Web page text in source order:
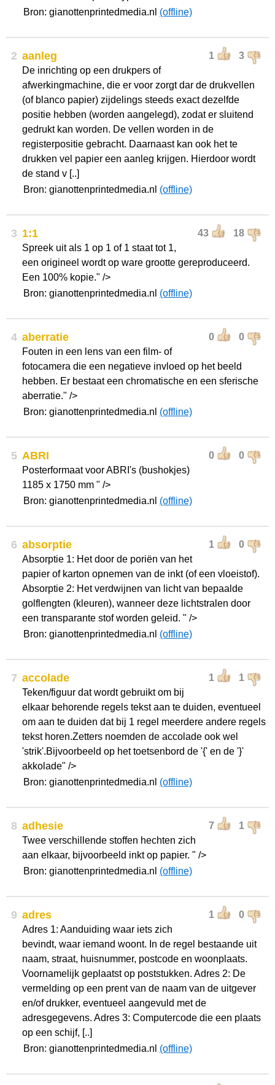
Bron: gianottenprintedmedia.nl (offline)
2 1 3
aanleg
De inrichting op een drukpers of
afwerkingmachine, die er voor zorgt dar de drukvellen
(of blanco papier) zijdelings steeds exact dezelfde
positie hebben (worden aangelegd), zodat er sluitend
gedrukt kan worden. De vellen worden in de
registerpositie gebracht. Daarnaast kan ook het te
drukken vel papier een aanleg krijgen. Hierdoor wordt
de stand v [..]
Bron: gianottenprintedmedia.nl (offline)
3 43 18
1:1
Spreek uit als 1 op 1 of 1 staat tot 1,
een origineel wordt op ware grootte gereproduceerd.
Een 100% kopie." />
Bron: gianottenprintedmedia.nl (offline)
4 0 0
aberratie
Fouten in een lens van een film- of
fotocamera die een negatieve invloed op het beeld
hebben. Er bestaat een chromatische en een sferische
aberratie." />
Bron: gianottenprintedmedia.nl (offline)
5 0 0
ABRI
Posterformaat voor ABRI's (bushokjes)
1185 x 1750 mm " />
Bron: gianottenprintedmedia.nl (offline)
6 1 0
absorptie
Absorptie 1: Het door de poriën van het
papier of karton opnemen van de inkt (of een vloeistof).
Absorptie 2: Het verdwijnen van licht van bepaalde
golflengten (kleuren), wanneer deze lichtstralen door
een transparante stof worden geleid. " />
Bron: gianottenprintedmedia.nl (offline)
7 1 1
accolade
Teken/figuur dat wordt gebruikt om bij
elkaar behorende regels tekst aan te duiden, eventueel
om aan te duiden dat bij 1 regel meerdere andere regels
tekst horen.Zetters noemden de accolade ook wel
'strik'.Bijvoorbeeld op het toetsenbord de '{' en de '}'
akkolade" />
Bron: gianottenprintedmedia.nl (offline)
8 7 1
adhesie
Twee verschillende stoffen hechten zich
aan elkaar, bijvoorbeeld inkt op papier. " />
Bron: gianottenprintedmedia.nl (offline)
9 1 0
adres
Adres 1: Aanduiding waar iets zich
bevindt, waar iemand woont. In de regel bestaande uit
naam, straat, huisnummer, postcode en woonplaats.
Voornamelijk geplaatst op poststukken. Adres 2: De
vermelding op een prent van de naam van de uitgever
en/of drukker, eventueel aangevuld met de
adresgegevens. Adres 3: Computercode die een plaats
op een schijf, [..]
Bron: gianottenprintedmedia.nl (offline)